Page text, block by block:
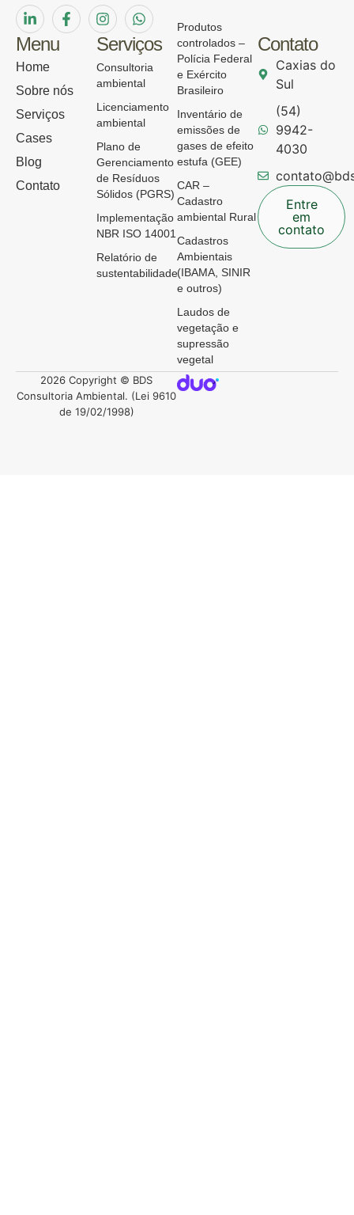
Menu
Home
Sobre nós
Serviços
Cases
Blog
Contato
Serviços
Consultoria
ambiental
Licenciamento
ambiental
Plano de
Gerenciamento
de Resíduos
Sólidos (PGRS)
Implementação
NBR ISO 14001
Relatório de
sustentabilidade
Produtos
controlados –
Polícia Federal
e Exército
Brasileiro
Inventário de
emissões de
gases de efeito
estufa (GEE)
CAR –
Cadastro
ambiental Rural
Cadastros
Ambientais
(IBAMA, SINIR
e outros)
Laudos de
vegetação e
supressão
vegetal
Contato
Caxias do
Sul
(54)
9942-
4030
Entre
em
contato
2026 Copyright © BDS
Consultoria Ambiental. (Lei 9610
de 19/02/1998)